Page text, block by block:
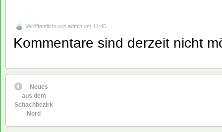
Veröffentlicht von admin um 14:45
Kommentare sind derzeit nicht
Neues
aus dem
Schachbezirk
Nord